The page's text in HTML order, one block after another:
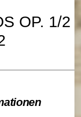
OP. 1/2